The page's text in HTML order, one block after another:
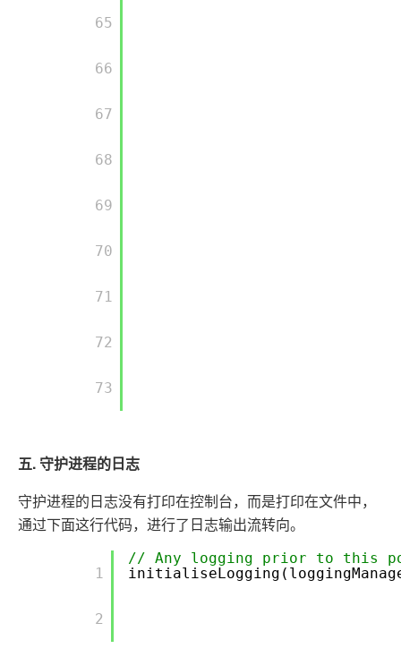
       65
       66
       67
       68
       69
       70
       71
       72
       73
五. 守护进程的日志
守护进程的日志没有打印在控制台，而是打印在文件中，
通过下面这行代码，进行了日志输出流转向。
       1
       2
// Any logging prior to this